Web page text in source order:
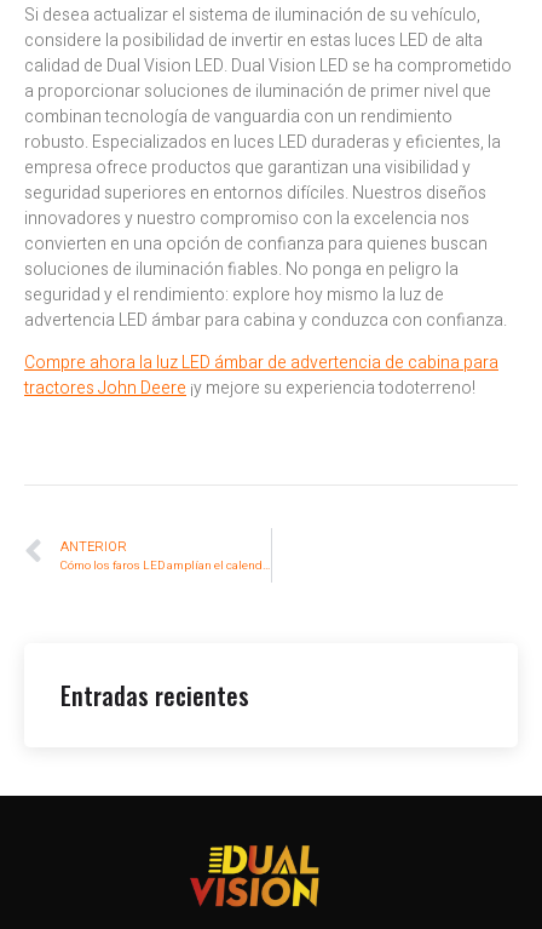
Si desea actualizar el sistema de iluminación de su vehículo,
considere la posibilidad de invertir en estas luces LED de alta
calidad de Dual Vision LED. Dual Vision LED se ha comprometido
a proporcionar soluciones de iluminación de primer nivel que
combinan tecnología de vanguardia con un rendimiento
robusto. Especializados en luces LED duraderas y eficientes, la
empresa ofrece productos que garantizan una visibilidad y
seguridad superiores en entornos difíciles. Nuestros diseños
innovadores y nuestro compromiso con la excelencia nos
convierten en una opción de confianza para quienes buscan
soluciones de iluminación fiables. No ponga en peligro la
seguridad y el rendimiento: explore hoy mismo la luz de
advertencia LED ámbar para cabina y conduzca con confianza.
Compre ahora la luz LED ámbar de advertencia de cabina para
tractores John Deere ¡y mejore su experiencia todoterreno!
ANTERIOR
Cómo los faros LED amplían el calendario agrícola
Entradas recientes